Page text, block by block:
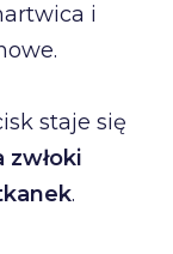
i
staje się
zwłoki
.